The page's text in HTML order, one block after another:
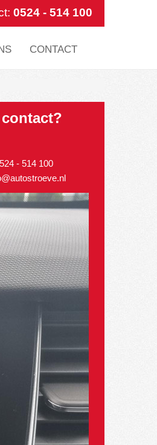
0524 - 514 100
CONTACT
- 514 100